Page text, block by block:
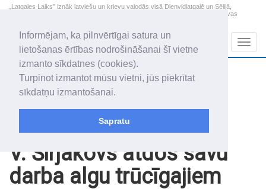
Informējam, ka pilnvērtīgai satura un
lietošanas ērtības nodrošināšanai šī vietne
izmanto sīkdatnes (cookies).
Turpinot izmantot mūsu vietni, jūs piekrītat
sīkdatņu izmantošanai.
Sapratu
„Latgales Laiks” iznāk latviešu un krievu valodās visā Dienvidlatgalē un Sēlijā,
„Latgales Laiks” latviešu valodā aptver Daugavpils valstspilsētu, Augšdaugavas
2026. gada 7. augusts
Piektdiena
Alfrēds, Fredis, Madars
+14.3
V. Širjakovs atdos savu
darba algu trūcīgajiem